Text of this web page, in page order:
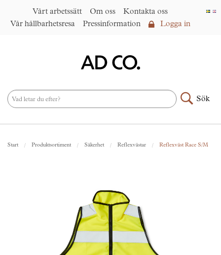
Vårt arbetssätt Om oss
Kontakta oss
Vår hållbarhetsresa
Pressinformation Logga in
Sök
Start Produktsortiment Säkerhet Reflexvästar Reflexväst Race S/M
Om oss
Under samma paraply
Vår hållbarhetsresa
Skräddarsy kassar
Outlet ►